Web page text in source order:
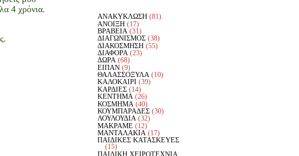
4 χρόνια.
ΑΝΑΚΥΚΛΩΣΗ (81)
ΑΝΟΙΞΗ (17)
ΒΡΑΒΕΙΑ (31)
ΔΙΑΓΩΝΙΣΜΟΣ (38)
ΔΙΑΚΟΣΜΗΣΗ (55)
ΔΙΑΦΟΡΑ (23)
ΔΩΡΑ (68)
ΕΙΠΑΝ (9)
ΘΑΛΑΣΣΟΞΥΛΑ (10)
ΚΑΛΟΚΑΙΡΙ (39)
ΚΑΡΔΙΕΣ (14)
ΚΕΝΤΗΜΑ (26)
ΚΟΣΜΗΜΑ (40)
ΚΟΥΜΠΑΡΑΔΕΣ (30)
ΛΟΥΛΟΥΔΙΑ (32)
ΜΑΚΡΑΜΕ (12)
ΜΑΝΤΑΛΑΚΙΑ (17)
ΠΑΙΔΙΚΕΣ ΚΑΤΑΣΚΕΥΕΣ
(15)
ΠΑΙΔΙΚΗ ΧΕΙΡΟΤΕΧΝΙΑ